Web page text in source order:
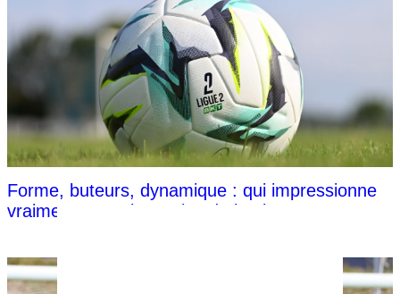
Forme, buteurs, dynamique : qui impressionne
vraiment avant la reprise de la Ligue 2 ?